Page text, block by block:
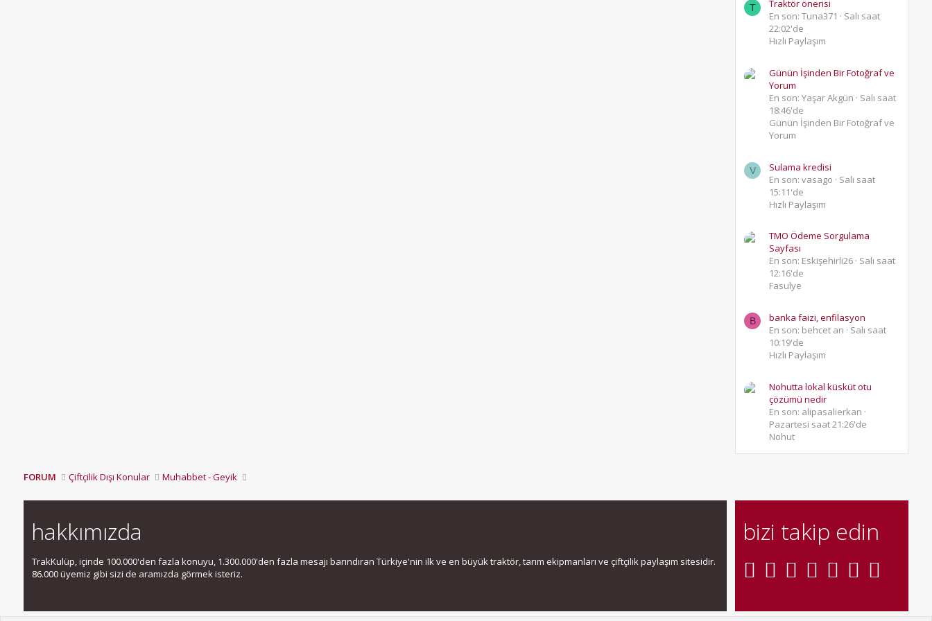
T
Traktör önerisi
En son: Tuna371
Salı saat
22:02'de
Hızlı Paylaşım
Günün İşinden Bir Fotoğraf ve
Yorum
En son: Yaşar Akgün
Salı saat
18:46'de
Günün İşinden Bir Fotoğraf ve
Yorum
V
Sulama kredisi
En son: vasago
Salı saat
15:11'de
Hızlı Paylaşım
TMO Ödeme Sorgulama
Sayfası
En son: Eskişehirli26 Salı saat
12:16'de
Fasulye
B
banka faizi, enfilasyon
En son: behcet arı
Salı saat
10:19'de
Hızlı Paylaşım
Nohutta lokal küsküt otu
çözümü nedir
En son: alipasalierkan
Pazartesi saat 21:26'de
Nohut
FORUM Çiftçilik Dışı Konular Muhabbet - Geyik
hakkımızda
TrakKulüp, içinde 100.000'den fazla konuyu, 1.300.000'den fazla mesajı barındıran Türkiye'nin ilk ve en büyük traktör, tarım ekipmanları ve çiftçilik paylaşım sitesidir.
86.000 üyemiz gibi sizi de aramızda görmek isteriz.
bizi takip edin